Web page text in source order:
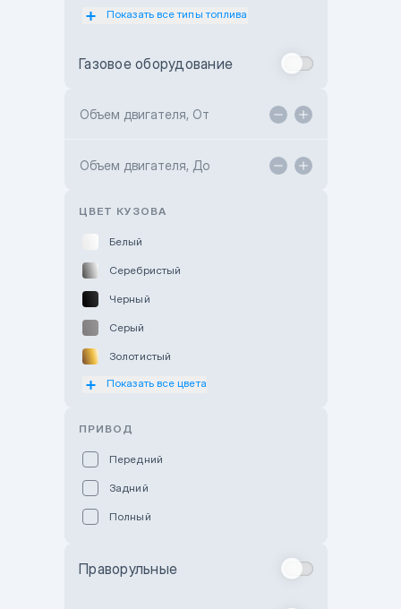
Subaru Motor Almaty
Toyota Kokshetau
Hyundai ShymCity
Показать все типы топлива
Газовое оборудование
Объем двигателя, От
Объем двигателя, До
ЦВЕТ КУЗОВА
Белый
Серебристый
Черный
Серый
Золотистый
Оранжевый
Показать все цвета
ПРИВОД
Передний
Задний
Полный
Праворульные